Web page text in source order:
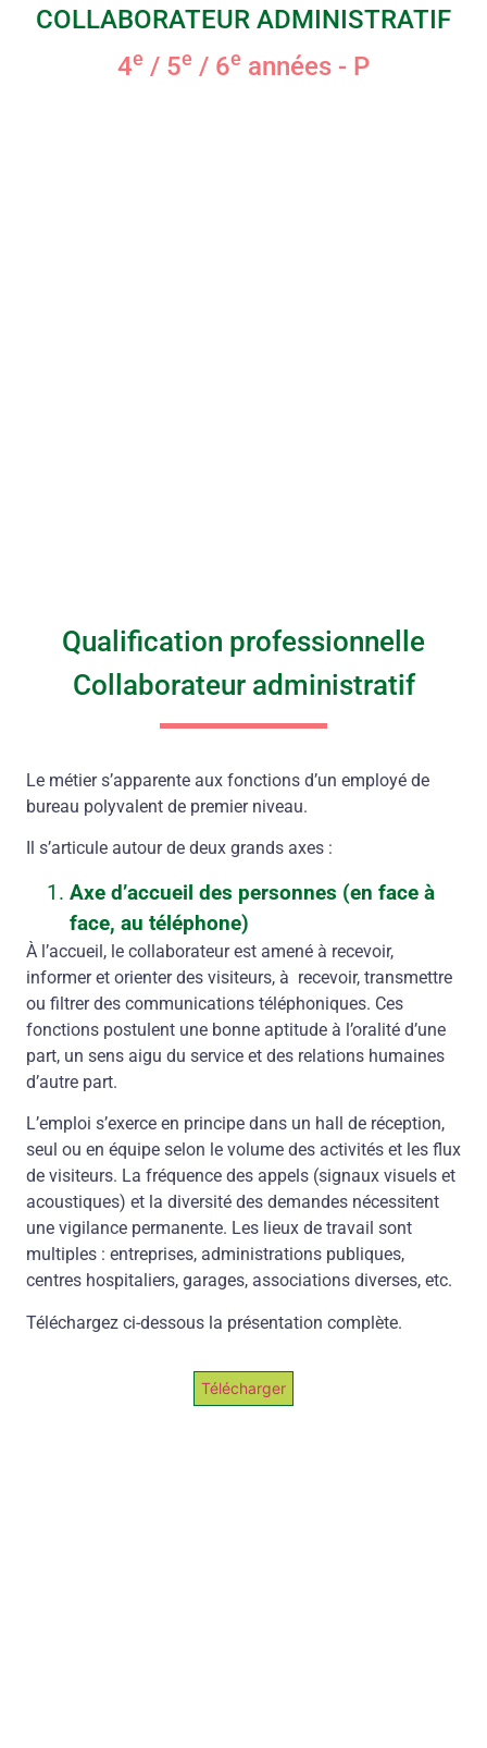
COLLABORATEUR ADMINISTRATIF
4e / 5e / 6e années - P
Qualification professionnelle
Collaborateur administratif
Le métier s’apparente aux fonctions d’un employé de
bureau polyvalent de premier niveau.
Il s’articule autour de deux grands axes :
Axe d’accueil des personnes (en face à
face, au téléphone)
À l’accueil, le collaborateur est amené à recevoir,
informer et orienter des visiteurs, à recevoir, transmettre
ou filtrer des communications téléphoniques. Ces
fonctions postulent une bonne aptitude à l’oralité d’une
part, un sens aigu du service et des relations humaines
d’autre part.
L’emploi s’exerce en principe dans un hall de réception,
seul ou en équipe selon le volume des activités et les flux
de visiteurs. La fréquence des appels (signaux visuels et
acoustiques) et la diversité des demandes nécessitent
une vigilance permanente. Les lieux de travail sont
multiples : entreprises, administrations publiques,
centres hospitaliers, garages, associations diverses, etc.
Téléchargez ci-dessous la présentation complète.
Télécharger